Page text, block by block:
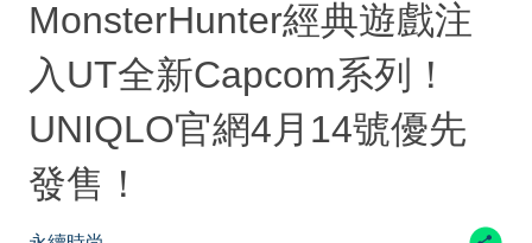
MonsterHunter經典遊戲注
入UT全新Capcom系列！
UNIQLO官網4月14號優先
發售！